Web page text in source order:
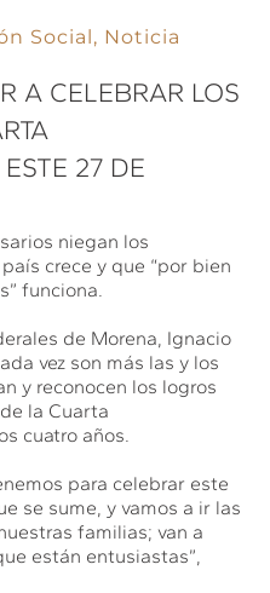
Social, Noticia
A CELEBRAR LOS
27 DE
niegan los
crece y que “por bien
funciona.
de Morena, Ignacio
vez son más las y los
y reconocen los logros
la Cuarta
cuatro años.
para celebrar este
se sume, y vamos a ir las
familias; van a
están entusiastas”,